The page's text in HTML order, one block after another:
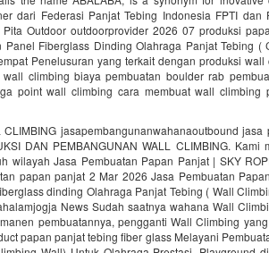
dari Federasi Panjat Tebing Indonesia FPTI dan
Outdoor outdoorprovider 2026 07 produksi
Fiberglass Dinding Olahraga Panjat Tebing (
Penelusuran yang terkait dengan produksi wall
climbing biaya pembuatan boulder rab
point wall climbing cara membuat wall climbing
jasapembangunanwahanaoutbound jasa
DAN PEMBANGUNAN WALL CLIMBING. Kami
wilayah Jasa Pembuatan Papan Panjat | SKY
papan panjat 2 Mar 2026 Jasa Pembuatan
dinding Olahraga Panjat Tebing ( Wall
News Sudah saatnya wahana Wall
pembuatannya, pengganti Wall Climbing
papan panjat tebing fiber glass Melayani